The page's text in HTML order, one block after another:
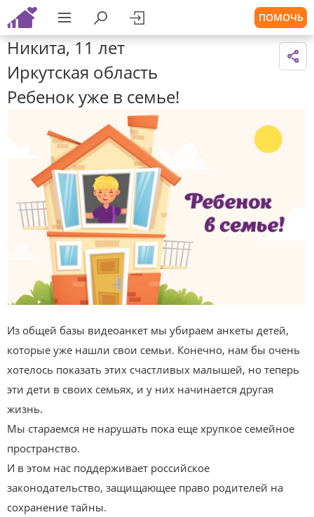
ПОМОЧЬ
Никита, 11 лет
Иркутская область
Ребенок уже в семье!
Из общей базы видеоанкет мы убираем анкеты детей,
которые уже нашли свои семьи. Конечно, нам бы очень
хотелось показать этих счастливых малышей, но теперь
эти дети в своих семьях, и у них начинается другая
жизнь.
Мы стараемся не нарушать пока еще хрупкое семейное
пространство.
И в этом нас поддерживает российское
законодательство, защищающее право родителей на
сохранение тайны.